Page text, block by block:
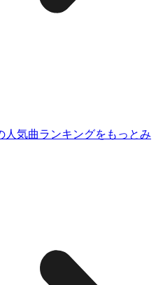
人気曲ランキングをもっとみ